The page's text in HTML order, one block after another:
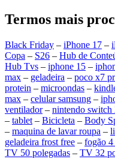
Termos mais
Black Friday – iPhone 17 –
Copa – S26 – Hub de
Hub Tvs – iphone 15 –
max – geladeira – poco x7
protein – microondas –
max – celular samsung –
ventilador– nintendo switch
– tablet – Bicicleta – Body
– maquina de lavar roupa –
geladeira frost free – fogão 4
TV 50 polegadas – TV 32